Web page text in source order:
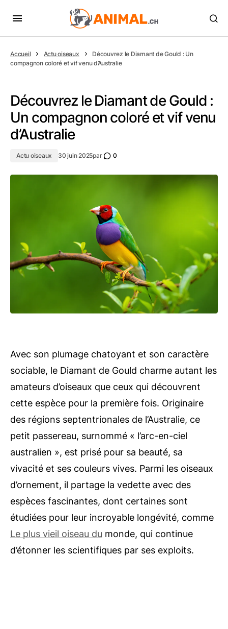
Accueil Actu oiseaux
Découvrez le Diamant de Gould : Un
compagnon coloré et vif venu d’Australie
Découvrez le Diamant de Gould :
Un compagnon coloré et vif venu
d’Australie
Actu oiseaux 30 juin 2025par 0
Avec son plumage chatoyant et son caractère
sociable, le Diamant de Gould charme autant les
amateurs d’oiseaux que ceux qui découvrent
cette espèce pour la première fois. Originaire
des régions septentrionales de l’Australie, ce
petit passereau, surnommé « l’arc-en-ciel
australien », est prisé pour sa beauté, sa
vivacité et ses couleurs vives. Parmi les oiseaux
d’ornement, il partage la vedette avec des
espèces fascinantes, dont certaines sont
étudiées pour leur incroyable longévité, comme
Le plus vieil oiseau du monde, qui continue
d’étonner les scientifiques par ses exploits.